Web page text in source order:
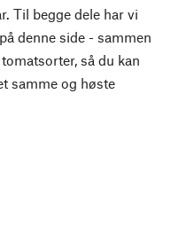
Til begge dele har vi
denne side - sammen
så du kan
samme og høste